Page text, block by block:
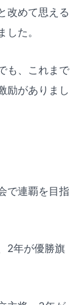
改めて思える
た。
も、これまで
励がありまし
で連覇を目指
2年が優勝旗